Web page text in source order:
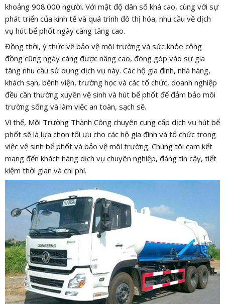
khoảng 908.000 người. Với mật độ dân số khá cao, cùng với sự
phát triển của kinh tế và quá trình đô thị hóa, nhu cầu về dịch
vụ hút bể phốt ngày càng tăng cao.
Đồng thời, ý thức về bảo vệ môi trường và sức khỏe cộng
đồng cũng ngày càng được nâng cao, đóng góp vào sự gia
tăng nhu cầu sử dụng dịch vụ này. Các hộ gia đình, nhà hàng,
khách sạn, bệnh viện, trường học và các tổ chức, doanh nghiệp
đều cần thường xuyên vệ sinh và hút bể phốt để đảm bảo môi
trường sống và làm việc an toàn, sạch sẽ.
Vì thế, Môi Trường Thành Công chuyên cung cấp dịch vụ hút bể
phốt sẽ là lựa chọn tối ưu cho các hộ gia đình và tổ chức trong
việc vệ sinh bể phốt và bảo vệ môi trường. Chúng tôi cam kết
mang đến khách hàng dịch vụ chuyên nghiệp, đáng tin cậy, tiết
kiệm thời gian và chi phí.